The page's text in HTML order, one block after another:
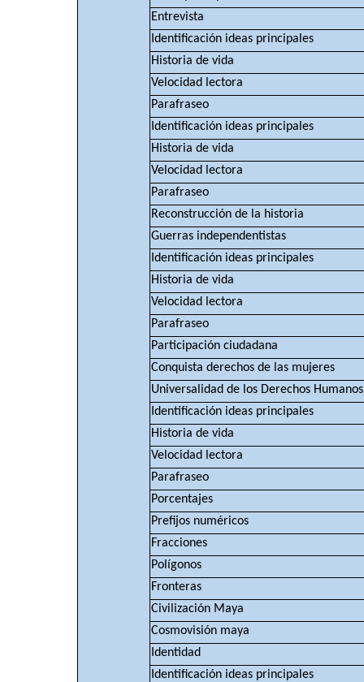
Entrevista
Identificación ideas principales
Historia de vida
Velocidad lectora
Parafraseo
Identificación ideas principales
Historia de vida
Velocidad lectora
Parafraseo
Reconstrucción de la historia
Guerras independentistas
Identificación ideas principales
Historia de vida
Velocidad lectora
Parafraseo
Participación ciudadana
Conquista derechos de las mujeres
Universalidad de los Derechos Humanos
Identificación ideas principales
Historia de vida
Velocidad lectora
Parafraseo
Porcentajes
Prefijos numéricos
Fracciones
Polígonos
Fronteras
Civilización Maya
Cosmovisión maya
Identidad
Identificación ideas principales